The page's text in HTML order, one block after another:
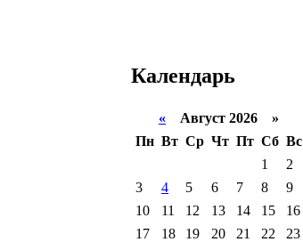
Календарь
« Август 2026 »
Пн Вт Ср Чт Пт Сб Вс
1
2
3
4 5 6 7 8
9
10
11 12 13 14 15
16
17
18 19 20 21 22
23